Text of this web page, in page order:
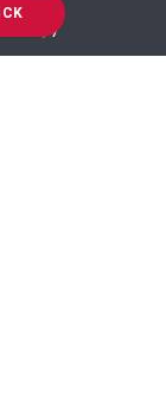
us 24/7